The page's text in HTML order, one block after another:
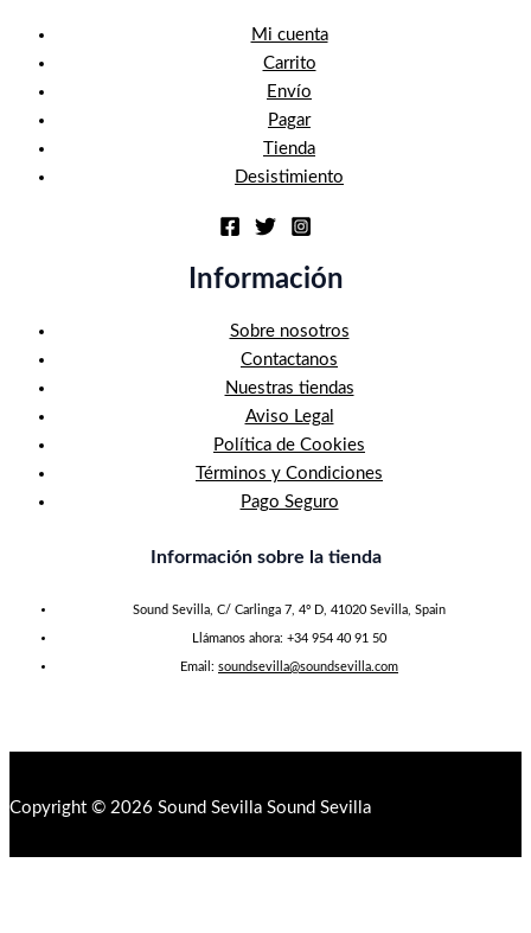
Mi cuenta
Carrito
Envío
Pagar
Tienda
Desistimiento
Información
Sobre nosotros
Contactanos
Nuestras tiendas
Aviso Legal
Política de Cookies
Términos y Condiciones
Pago Seguro
Información sobre la tienda
Sound Sevilla, C/ Carlinga 7, 4º D, 41020 Sevilla, Spain
Llámanos ahora: +34 954 40 91 50
Email: soundsevilla@soundsevilla.com
Copyright © 2026 Sound Sevilla Sound Sevilla